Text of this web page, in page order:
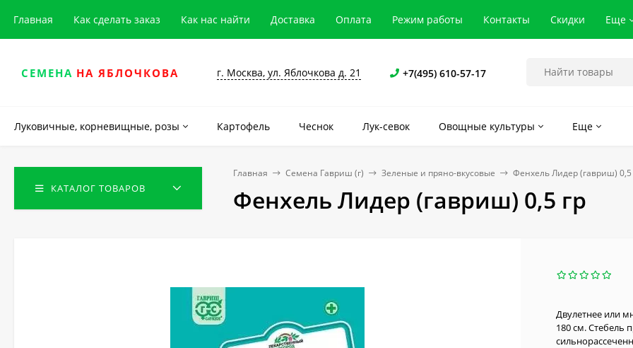
Главная Как сделать заказ Как нас найти Доставка Оплата Режим работы Контакты Скидки Еще
СЕМЕНА НА ЯБЛОЧКОВА г. Москва, ул. Яблочкова д. 21 +7(495) 610-57-17
Луковичные, корневищные, розы Картофель Чеснок Лук-севок Овощные культуры Еще
КАТАЛОГ ТОВАРОВ
Главная Семена Гавриш (г) Зеленые и пряно-вкусовые Фенхель Лидер (гавриш) 0,5
Фенхель Лидер (гавриш) 0,5 гр
Двулетнее или
180 см. Стебель